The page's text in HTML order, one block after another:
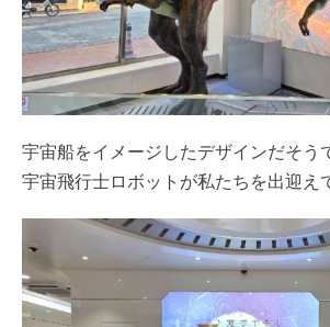
宇宙船をイメージしたデザインだそう
宇宙飛行士ロボットが私たちを出迎え